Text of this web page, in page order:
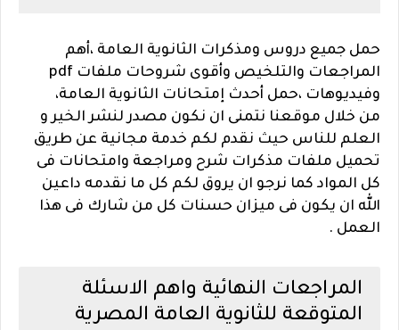
حمل جميع دروس ومذكرات الثانوية العامة ،أهم
المراجعات والتلخيص وأقوى شروحات ملفات pdf
وفيديوهات ،حمل أحدث إمتحانات الثانوية العامة،
من خلال موقعنا نتمنى ان نكون مصدر لنشر الخير و
العلم للناس حيث نقدم لكم خدمة مجانية عن طريق
تحميل ملفات مذكرات شرح ومراجعة وامتحانات فى
كل المواد كما نرجو ان يروق لكم كل ما نقدمه داعين
الله ان يكون فى ميزان حسنات كل من شارك فى هذا
العمل .
المراجعات النهائية واهم الاسئلة
المتوقعة للثانوية العامة المصرية